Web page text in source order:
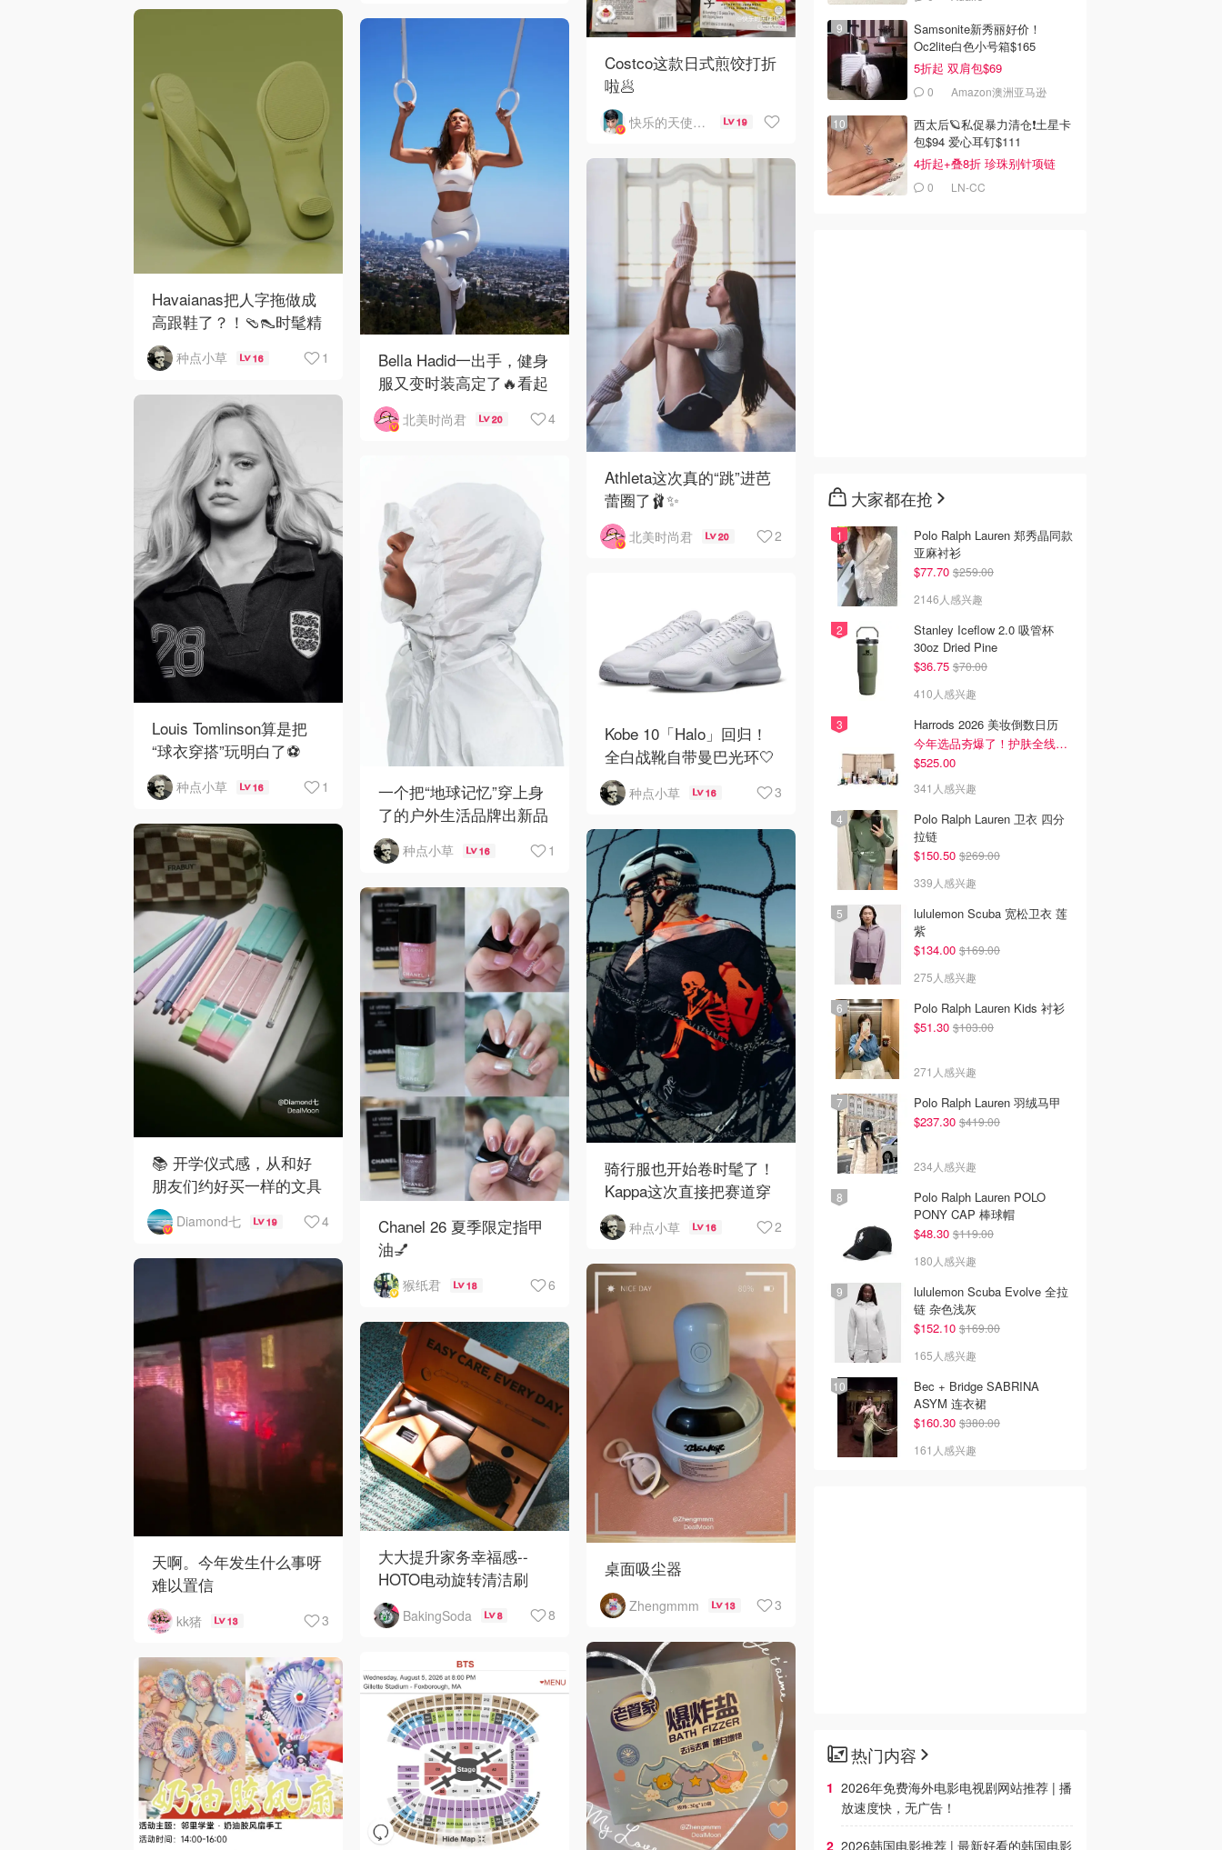
Costco这款日式煎饺打折
啦🥟
快乐的天使1963 19
Havaianas把人字拖做成
高跟鞋了？！🩴👠时髦精
的必备单品吧！
种点小草 16 1
Bella Hadid一出手，健身
服又变时装高定了🔥看起
来就高级的不行❣️
北美时尚君 20 4
Athleta这次真的“跳”进芭
蕾圈了🩰✨
北美时尚君 20 2
Louis Tomlinson算是把
“球衣穿搭”玩明白了⚽️
🌹！
种点小草 16 1
一个把“地球记忆”穿上身
了的户外生活品牌出新品
了啦！🌍🪨
种点小草 16 1
Kobe 10「Halo」回归！
全白战靴自带曼巴光环🤍
🏀
种点小草 16 3
📚 开学仪式感，从和好
朋友们约好买一样的文具
开始✨
Diamond七 19 4
骑行服也开始卷时髦了！
Kappa这次直接把赛道穿
搭带上街🚴🔥
种点小草 16 2
Chanel 26 夏季限定指甲
油💅
猴纸君 18 6
天啊。今年发生什么事呀
难以置信
kk猪 13 3
桌面吸尘器
Zhengmmm 13 3
大大提升家务幸福感--
HOTO电动旋转清洁刷
BakingSoda 8 8
Samsonite新秀丽好价！
Oc2lite白色小号箱$165
5折起 双肩包$69
0 Amazon澳洲亚马逊
西太后🪐私促暴力清仓❗土星卡
包$94 爱心耳钉$111
4折起+叠8折 珍珠别针项链
$1960 LN-CC
大家都在抢
Polo Ralph Lauren 郑秀晶同款
亚麻衬衫
$77.70 $259.00
2146人感兴趣
Stanley Iceflow 2.0 吸管杯
30oz Dried Pine
$36.75 $70.00
410人感兴趣
Harrods 2026 美妆倒数日历
今年选品夯爆了！护肤全线都很绝
$525.00
341人感兴趣
Polo Ralph Lauren 卫衣 四分
拉链
$150.50 $269.00
339人感兴趣
lululemon Scuba 宽松卫衣 莲
紫
$134.00 $169.00
275人感兴趣
Polo Ralph Lauren Kids 衬衫
$51.30 $103.00
271人感兴趣
Polo Ralph Lauren 羽绒马甲
$237.30 $419.00
234人感兴趣
Polo Ralph Lauren POLO
PONY CAP 棒球帽
$48.30 $119.00
180人感兴趣
lululemon Scuba Evolve 全拉
链 杂色浅灰
$152.10 $169.00
165人感兴趣
Bec + Bridge SABRINA
ASYM 连衣裙
$160.30 $380.00
161人感兴趣
热门内容
2026年免费海外电影电视剧网站推荐 | 播
放速度快，无广告！
2026韩国电影推荐 | 最新好看的韩国电影